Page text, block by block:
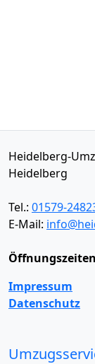
Heidelberg-
Heidelberg
Tel.: 01579-
E-Mail:
Impressum
Datenschutz